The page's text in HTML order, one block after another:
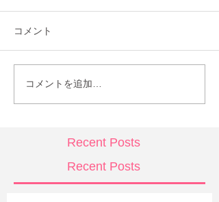
コメント
コメントを追加…
Recent Posts
Recent Posts